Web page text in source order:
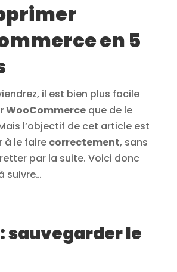
en 5
il est bien plus facile
WooCommerceque de le
l’objectif de cet article est
à le faire correctement, sans
par la suite. Voici donc
suivre…
: sauvegarder le